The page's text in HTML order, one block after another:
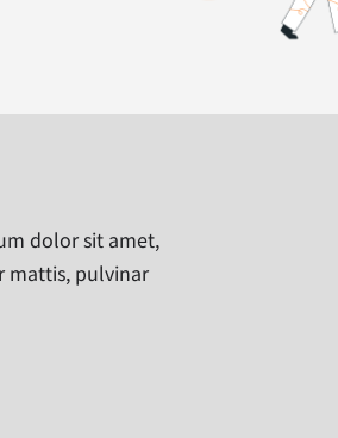
dolor sit amet,
mattis, pulvinar